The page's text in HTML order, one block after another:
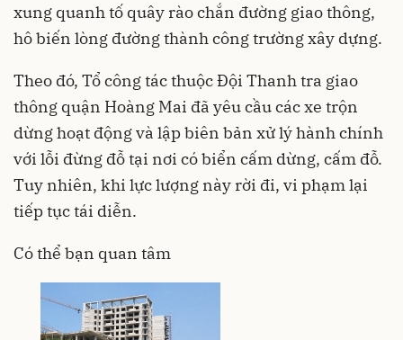
xung quanh tố quây rào chắn đường giao thông,
hô biến lòng đường thành công trường xây dựng.
Theo đó, Tổ công tác thuộc Đội Thanh tra giao
thông quận Hoàng Mai đã yêu cầu các xe trộn
dừng hoạt động và lập biên bản xử lý hành chính
với lỗi đừng đỗ tại nơi có biển cấm dừng, cấm đỗ.
Tuy nhiên, khi lực lượng này rời đi, vi phạm lại
tiếp tục tái diễn.
Có thể bạn quan tâm